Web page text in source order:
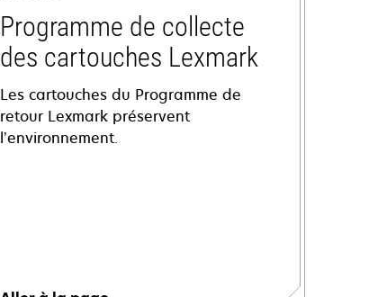
Programme de collecte
des cartouches Lexmark
Les cartouches du Programme de
retour Lexmark préservent
l’environnement.